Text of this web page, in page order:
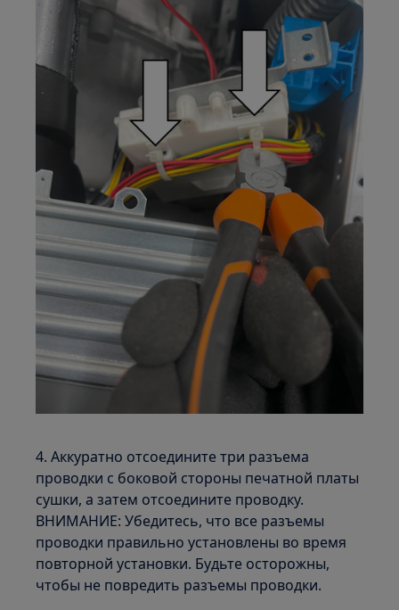
4. Аккуратно отсоедините три разъема
проводки с боковой стороны печатной платы
сушки, а затем отсоедините проводку.
ВНИМАНИЕ: Убедитесь, что все разъемы
проводки правильно установлены во время
повторной установки. Будьте осторожны,
чтобы не повредить разъемы проводки.